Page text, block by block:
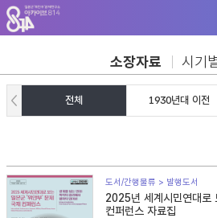
주
메
뉴
가
기
본
문
바
기
하
단
바
기
소장자료 시기
전체 1930년대 이전
도서/간행물류 > 발행도서
2025년 세계시민연대로
컨퍼런스 자료집